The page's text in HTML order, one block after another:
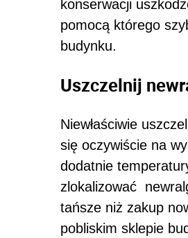
konserwacji
pomocą którego
budynku.
Uszczelnij
Niewłaściwie
się oczywiście na
dodatnie
zlokalizować
tańsze niż zakup
pobliskim sklepie